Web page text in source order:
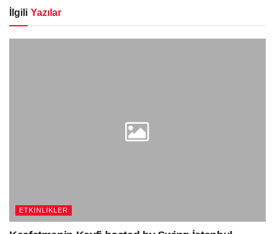
İlgili Yazılar
ETKINLIKLER